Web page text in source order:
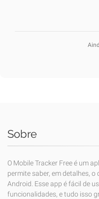
Sobre
O Mobile Tracker Free é um
permite saber, em detalhes,
Android. Esse app é fácil de
funcionalidades, e tudo isso